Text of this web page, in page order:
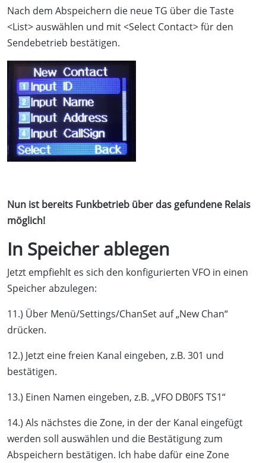
Nach dem Abspeichern die neue TG über die Taste
<List> auswählen und mit <Select Contact> für den
Sendebetrieb bestätigen.
Nun ist bereits Funkbetrieb über das gefundene Relais
möglich!
In Speicher ablegen
Jetzt empfiehlt es sich den konfigurierten VFO in einen
Speicher abzulegen:
11.) Über Menü/Settings/ChanSet auf „New Chan“
drücken.
12.) Jetzt eine freien Kanal eingeben, z.B. 301 und
bestätigen.
13.) Einen Namen eingeben, z.B. „VFO DB0FS TS1“
14.) Als nächstes die Zone, in der der Kanal eingefügt
werden soll auswählen und die Bestätigung zum
Abspeichern bestätigen. Ich habe dafür eine Zone